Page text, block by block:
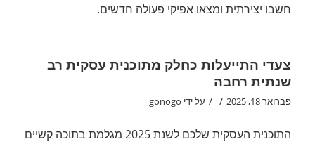
חשבו יצירתית ומצאו אפיקי פעולה חדשים.
צעדי התייעלות כחלק מתוכנית עסקית רב
שנתית רחבה
פברואר 18, 2025 /
/ על ידי gonogo
התוכנית העסקית שלכם לשנת 2025 מגלמת בתוכה קשיים